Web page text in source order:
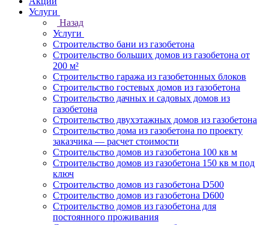
Услуги
Назад
Услуги
Строительство бани из газобетона
Строительство больших домов из газобетона от
200 м²
Строительство гаража из газобетонных блоков
Строительство гостевых домов из газобетона
Строительство дачных и садовых домов из
газобетона
Строительство двухэтажных домов из газобетона
Строительство дома из газобетона по проекту
заказчика — расчет стоимости
Строительство домов из газобетона 100 кв м
Строительство домов из газобетона 150 кв м под
ключ
Строительство домов из газобетона D500
Строительство домов из газобетона D600
Строительство домов из газобетона для
постоянного проживания